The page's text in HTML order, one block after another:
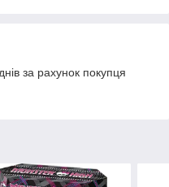
за рахунок покупця